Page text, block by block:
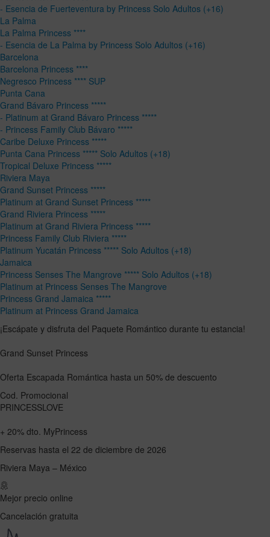
- Esencia de Fuerteventura by Princess Solo Adultos (+16)
La Palma
La Palma Princess ****
- Esencia de La Palma by Princess Solo Adultos (+16)
Barcelona
Barcelona Princess ****
Negresco Princess **** SUP
Punta Cana
Grand Bávaro Princess *****
- Platinum at Grand Bávaro Princess *****
- Princess Family Club Bávaro *****
Caribe Deluxe Princess *****
Punta Cana Princess ***** Solo Adultos (+18)
Tropical Deluxe Princess *****
Riviera Maya
Grand Sunset Princess *****
Platinum at Grand Sunset Princess *****
Grand Riviera Princess *****
Platinum at Grand Riviera Princess *****
Princess Family Club Riviera *****
Platinum Yucatán Princess ***** Solo Adultos (+18)
Jamaica
Princess Senses The Mangrove ***** Solo Adultos (+18)
Platinum at Princess Senses The Mangrove
Princess Grand Jamaica *****
Platinum at Princess Grand Jamaica
¡Escápate y disfruta del Paquete Romántico durante tu estancia!
Grand Sunset Princess
Oferta Escapada Romántica hasta un 50% de descuento
Cod. Promocional
PRINCESSLOVE
+ 20% dto. MyPrincess
Reservas hasta el 22 de diciembre de 2026
Riviera Maya – México
Mejor precio online
Cancelación gratuita